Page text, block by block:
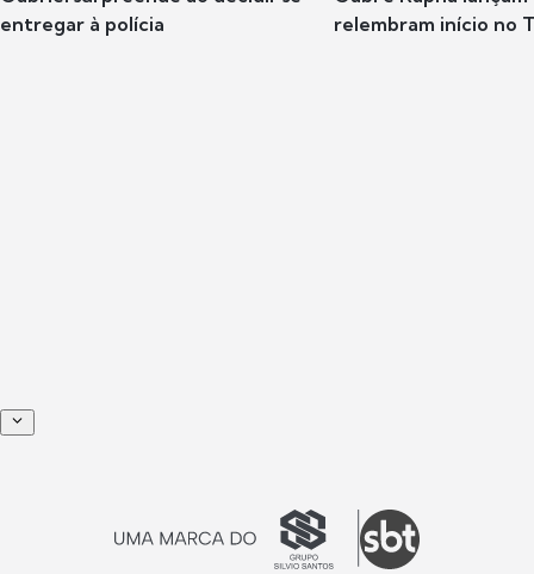
entregar à polícia
relembram início no